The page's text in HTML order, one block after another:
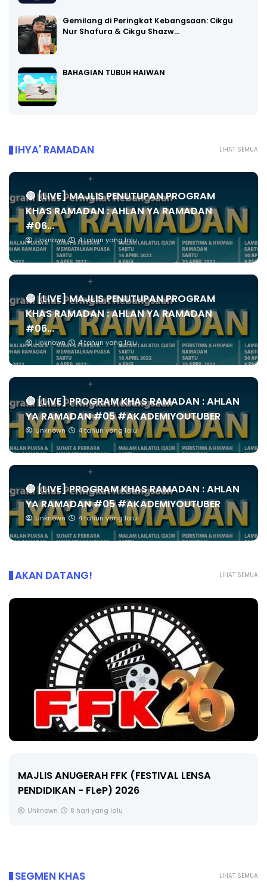
Gemilang di Peringkat Kebangsaan: Cikgu
Nur Shafura & Cikgu Shazw…
BAHAGIAN TUBUH HAIWAN
LIHAT SEMUA
IHYA' RAMADAN
🔴 [LIVE] MAJLIS PENUTUPAN PROGRAM
KHAS RAMADAN : AHLAN YA RAMADAN
#06...
Unknown 4 tahun yang lalu
🔴 [LIVE] MAJLIS PENUTUPAN PROGRAM
KHAS RAMADAN : AHLAN YA RAMADAN
#06...
Unknown 4 tahun yang lalu
🔴 [LIVE] PROGRAM KHAS RAMADAN : AHLAN
YA RAMADAN #05 #AKADEMIYOUTUBER
Unknown 4 tahun yang lalu
🔴 [LIVE] PROGRAM KHAS RAMADAN : AHLAN
YA RAMADAN #05 #AKADEMIYOUTUBER
Unknown 4 tahun yang lalu
LIHAT SEMUA
AKAN DATANG!
MAJLIS ANUGERAH FFK (FESTIVAL LENSA
PENDIDIKAN - FLeP) 2026
Unknown 8 hari yang lalu
LIHAT SEMUA
SEGMEN KHAS